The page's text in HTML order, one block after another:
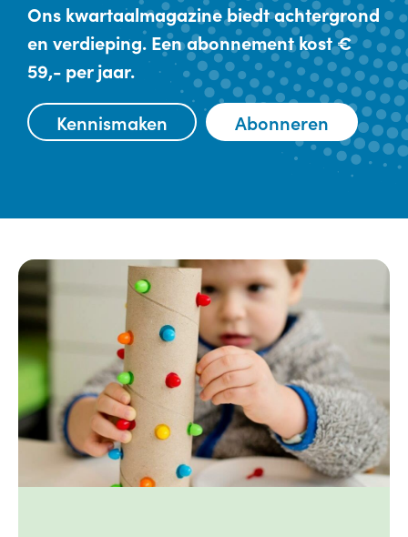
Ons kwartaalmagazine biedt achtergrond
en verdieping. Een abonnement kost €
59,- per jaar.
Kennismaken Abonneren